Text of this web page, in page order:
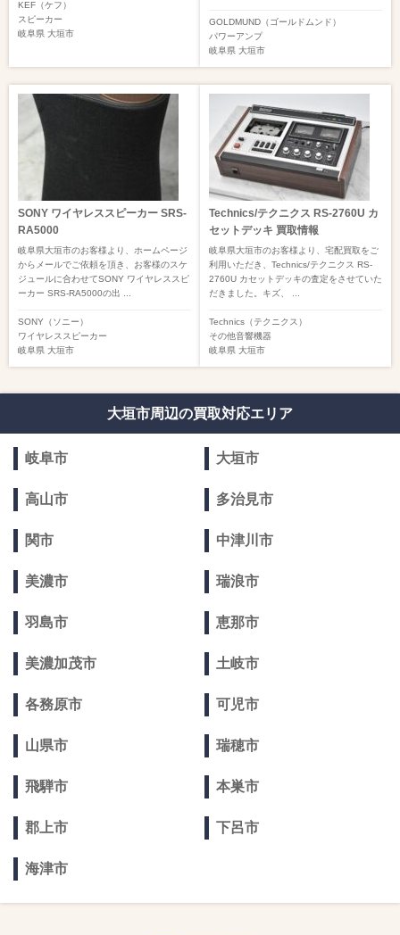
KEF（ケフ）
スピーカー
岐阜県 大垣市
GOLDMUND（ゴールドムンド）
パワーアンプ
岐阜県 大垣市
SONY ワイヤレススピーカー SRS-
RA5000
岐阜県大垣市のお客様より、ホームページ
からメールでご依頼を頂き、お客様のスケ
ジュールに合わせてSONY ワイヤレススピ
ーカー SRS-RA5000の出 ...
SONY（ソニー）
ワイヤレススピーカー
岐阜県 大垣市
Technics/テクニクス RS-2760U カ
セットデッキ 買取情報
岐阜県大垣市のお客様より、宅配買取をご
利用いただき、Technics/テクニクス RS-
2760U カセットデッキの査定をさせていた
だきました。キズ、 ...
Technics（テクニクス）
その他音響機器
岐阜県 大垣市
大垣市周辺の買取対応エリア
岐阜市 大垣市
高山市 多治見市
関市 中津川市
美濃市 瑞浪市
羽島市 恵那市
美濃加茂市 土岐市
各務原市 可児市
山県市 瑞穂市
飛騨市 本巣市
郡上市 下呂市
海津市